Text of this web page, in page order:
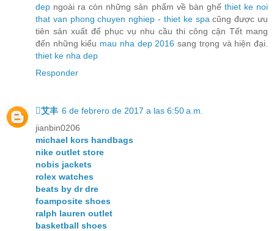
dep ngoài ra còn những sản phẩm về bàn ghế thiet ke noi
that van phong chuyen nghiep - thiet ke spa cũng được ưu
tiên sản xuất để phục vụ nhu cầu thi công cận Tết mang
đến những kiểu mau nha dep 2016 sang trọng và hiện đại.
thiet ke nha dep
Responder
艾丰 6 de febrero de 2017 a las 6:50 a.m.
jianbin0206
michael kors handbags
nike outlet store
nobis jackets
rolex watches
beats by dr dre
foamposite shoes
ralph lauren outlet
basketball shoes